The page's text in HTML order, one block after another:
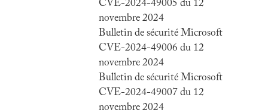
CVE-2024-49005 du 12
novembre 2024
Bulletin de sécurité Microsoft
CVE-2024-49006 du 12
novembre 2024
Bulletin de sécurité Microsoft
CVE-2024-49007 du 12
novembre 2024